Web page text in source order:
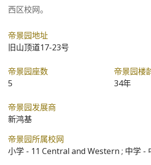
西区校网。
帝景园地址
旧山顶道17-23号
帝景园座数
5
帝景园楼
34年
帝景园发展商
新鸿基
帝景园所属校网
小学 - 11 Central and Western ; 中学 -